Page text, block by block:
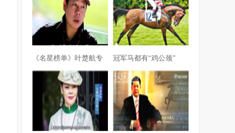
《名星榜单》叶楚航专 冠军马都有“鸡公颈”